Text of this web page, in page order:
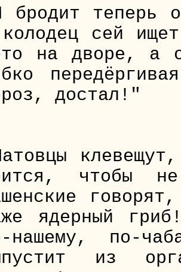
бродит теперь
сей
на дворе, а
достал!"
чтобы
ядерный
нашему, по-
из